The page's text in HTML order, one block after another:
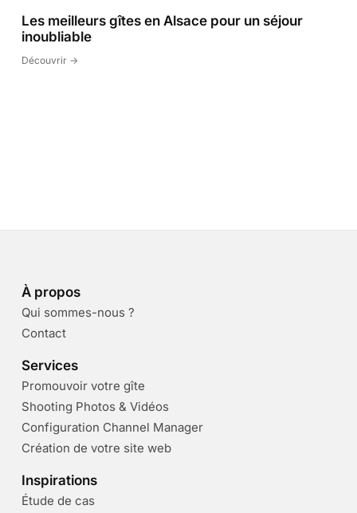
Les meilleurs gîtes en Alsace pour un séjour
inoubliable
Découvrir ->
À propos
Qui sommes-nous ?
Contact
Services
Promouvoir votre gîte
Shooting Photos & Vidéos
Configuration Channel Manager
Création de votre site web
Inspirations
Étude de cas